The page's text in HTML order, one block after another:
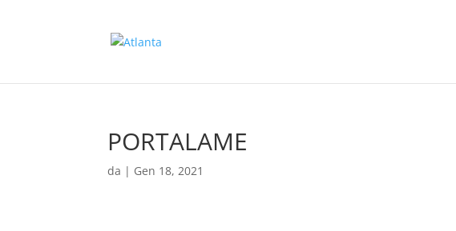
PORTALAME
da | Gen 18, 2021